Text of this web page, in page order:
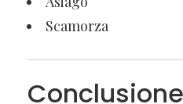
Scamorza
Conclusione